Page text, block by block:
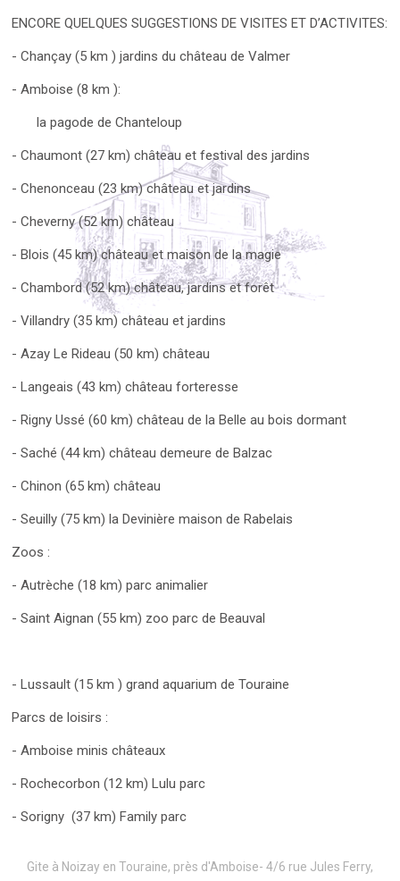
ENCORE QUELQUES SUGGESTIONS DE VISITES ET D’ACTIVITES:
- Chançay (5 km ) jardins du château de Valmer
- Amboise (8 km ):
la pagode de Chanteloup
- Chaumont (27 km) château et festival des jardins
- Chenonceau (23 km) château et jardins
- Cheverny (52 km) château
- Blois (45 km) château et maison de la magie
- Chambord (52 km) château, jardins et forêt
- Villandry (35 km) château et jardins
- Azay Le Rideau (50 km) château
- Langeais (43 km) château forteresse
- Rigny Ussé (60 km) château de la Belle au bois dormant
- Saché (44 km) château demeure de Balzac
- Chinon (65 km) château
- Seuilly (75 km) la Devinière maison de Rabelais
Zoos :
- Autrèche (18 km) parc animalier
- Saint Aignan (55 km) zoo parc de Beauval
- Lussault (15 km ) grand aquarium de Touraine
Parcs de loisirs :
- Amboise minis châteaux
- Rochecorbon (12 km) Lulu parc
- Sorigny (37 km) Family parc
Gite à Noizay en Touraine, près d'Amboise- 4/6 rue Jules Ferry,